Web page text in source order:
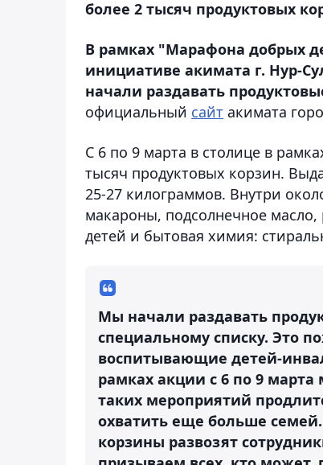
более 2 тысяч продуктовых
В рамках "Марафона добрых
инициативе акимата г. Нур-
начали раздавать
официальный сайт акимата
С 6 по 9 марта в столице в
тысяч продуктовых корзин.
25-27 килограммов. Внутри
макароны, подсолнечное масло,
детей и бытовая химия:
Мы начали раздавать
специальному списку. Это
воспитывающие детей-
рамках акции с 6 по 9
таких мероприятий
охватить еще больше
корзины развозят